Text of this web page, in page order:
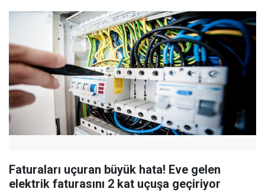
Faturaları uçuran büyük hata! Eve gelen
elektrik faturasını 2 kat uçuşa geçiriyor